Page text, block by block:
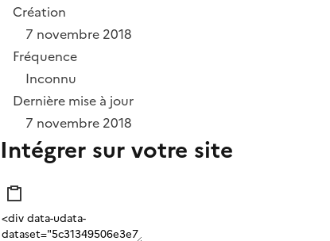
Création
7 novembre 2018
Fréquence
Inconnu
Dernière mise à jour
7 novembre 2018
Intégrer sur votre site